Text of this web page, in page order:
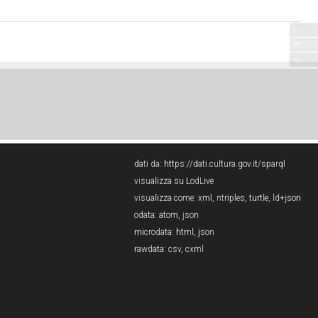
dati da: https://dati.cultura.gov.it/sparql
visualizza su LodLive
visualizza come: xml , ntriples, turtle, ld+json
odata: atom, json
microdata: html , json
rawdata: csv, cxml